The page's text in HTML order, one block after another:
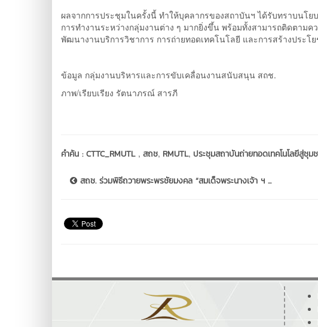
ผลจากการประชุมในครั้งนี้ ทำให้บุคลากรของสถาบันฯ ได้รับทราบนโ
การทำงานระหว่างกลุ่มงานต่าง ๆ มากยิ่งขึ้น พร้อมทั้งสามารถติดตาม
พัฒนางานบริการวิชาการ การถ่ายทอดเทคโนโลยี และการสร้างประ
ข้อมูล กลุ่มงานบริหารและการขับเคลื่อนงานสนับสนุน สถช.
ภาพ/เรียบเรียง รัตนาภรณ์ สารภี
คำค้น :CTTC_RMUTL , สถช, RMUTL, ประชุมสถาบันถ่ายทอดเทคโนโลยีสู่ชุม
สถช. ร่วมพิธีถวายพระพรชัยมงคล “สมเด็จพระนางเจ้า ฯ ...